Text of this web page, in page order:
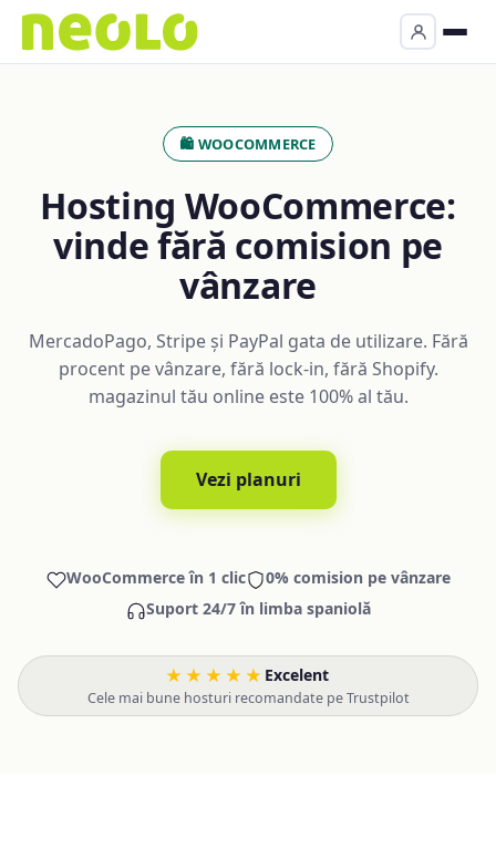
🛍️ WOOCOMMERCE
Hosting WooCommerce:
vinde fără comision pe
vânzare
MercadoPago, Stripe și PayPal gata de utilizare. Fără
procent pe vânzare, fără lock-in, fără Shopify.
magazinul tău online este 100% al tău.
Vezi planuri
WooCommerce în 1 clic
0% comision pe vânzare
Suport 24/7 în limba spaniolă
★★★★★ Excelent·
Cele mai bune hosturi recomandate pe Trustpilot